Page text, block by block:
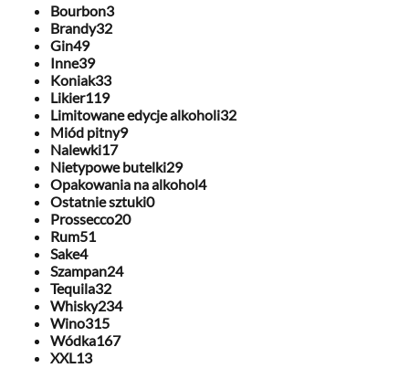
Bourbon3
Brandy32
Gin49
Inne39
Koniak33
Likier119
Limitowane edycje alkoholi32
Miód pitny9
Nalewki17
Nietypowe butelki29
Opakowania na alkohol4
Ostatnie sztuki0
Prossecco20
Rum51
Sake4
Szampan24
Tequila32
Whisky234
Wino315
Wódka167
XXL13